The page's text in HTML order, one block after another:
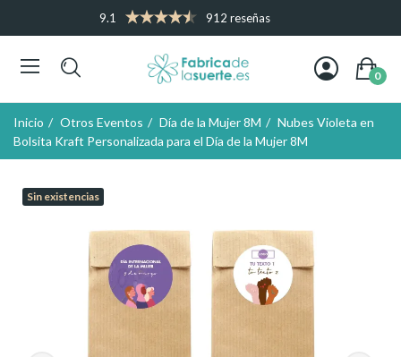
9.1 912 reseñas
0
Inicio Otros Eventos Día de la Mujer 8M
Nubes Violeta en
Bolsita Kraft Personalizada para el Día de la Mujer 8M
Sin existencias